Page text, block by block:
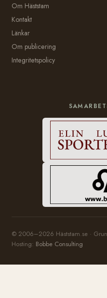
Om Häststam
Kontakt
Länkar
Om publicering
Integritetspolicy
© 2006–2026 Häststam.se ·
Hosting: Bobbe Consulting